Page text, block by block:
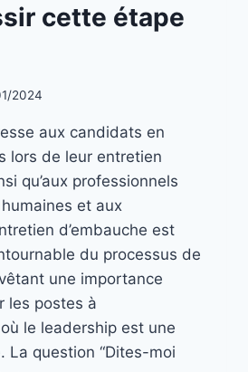
cette étape
2024
aux candidats en
lors de leur entretien
qu’aux professionnels
et aux
d’embauche est
du processus de
une importance
les postes à
le leadership est une
La question “Dites-moi